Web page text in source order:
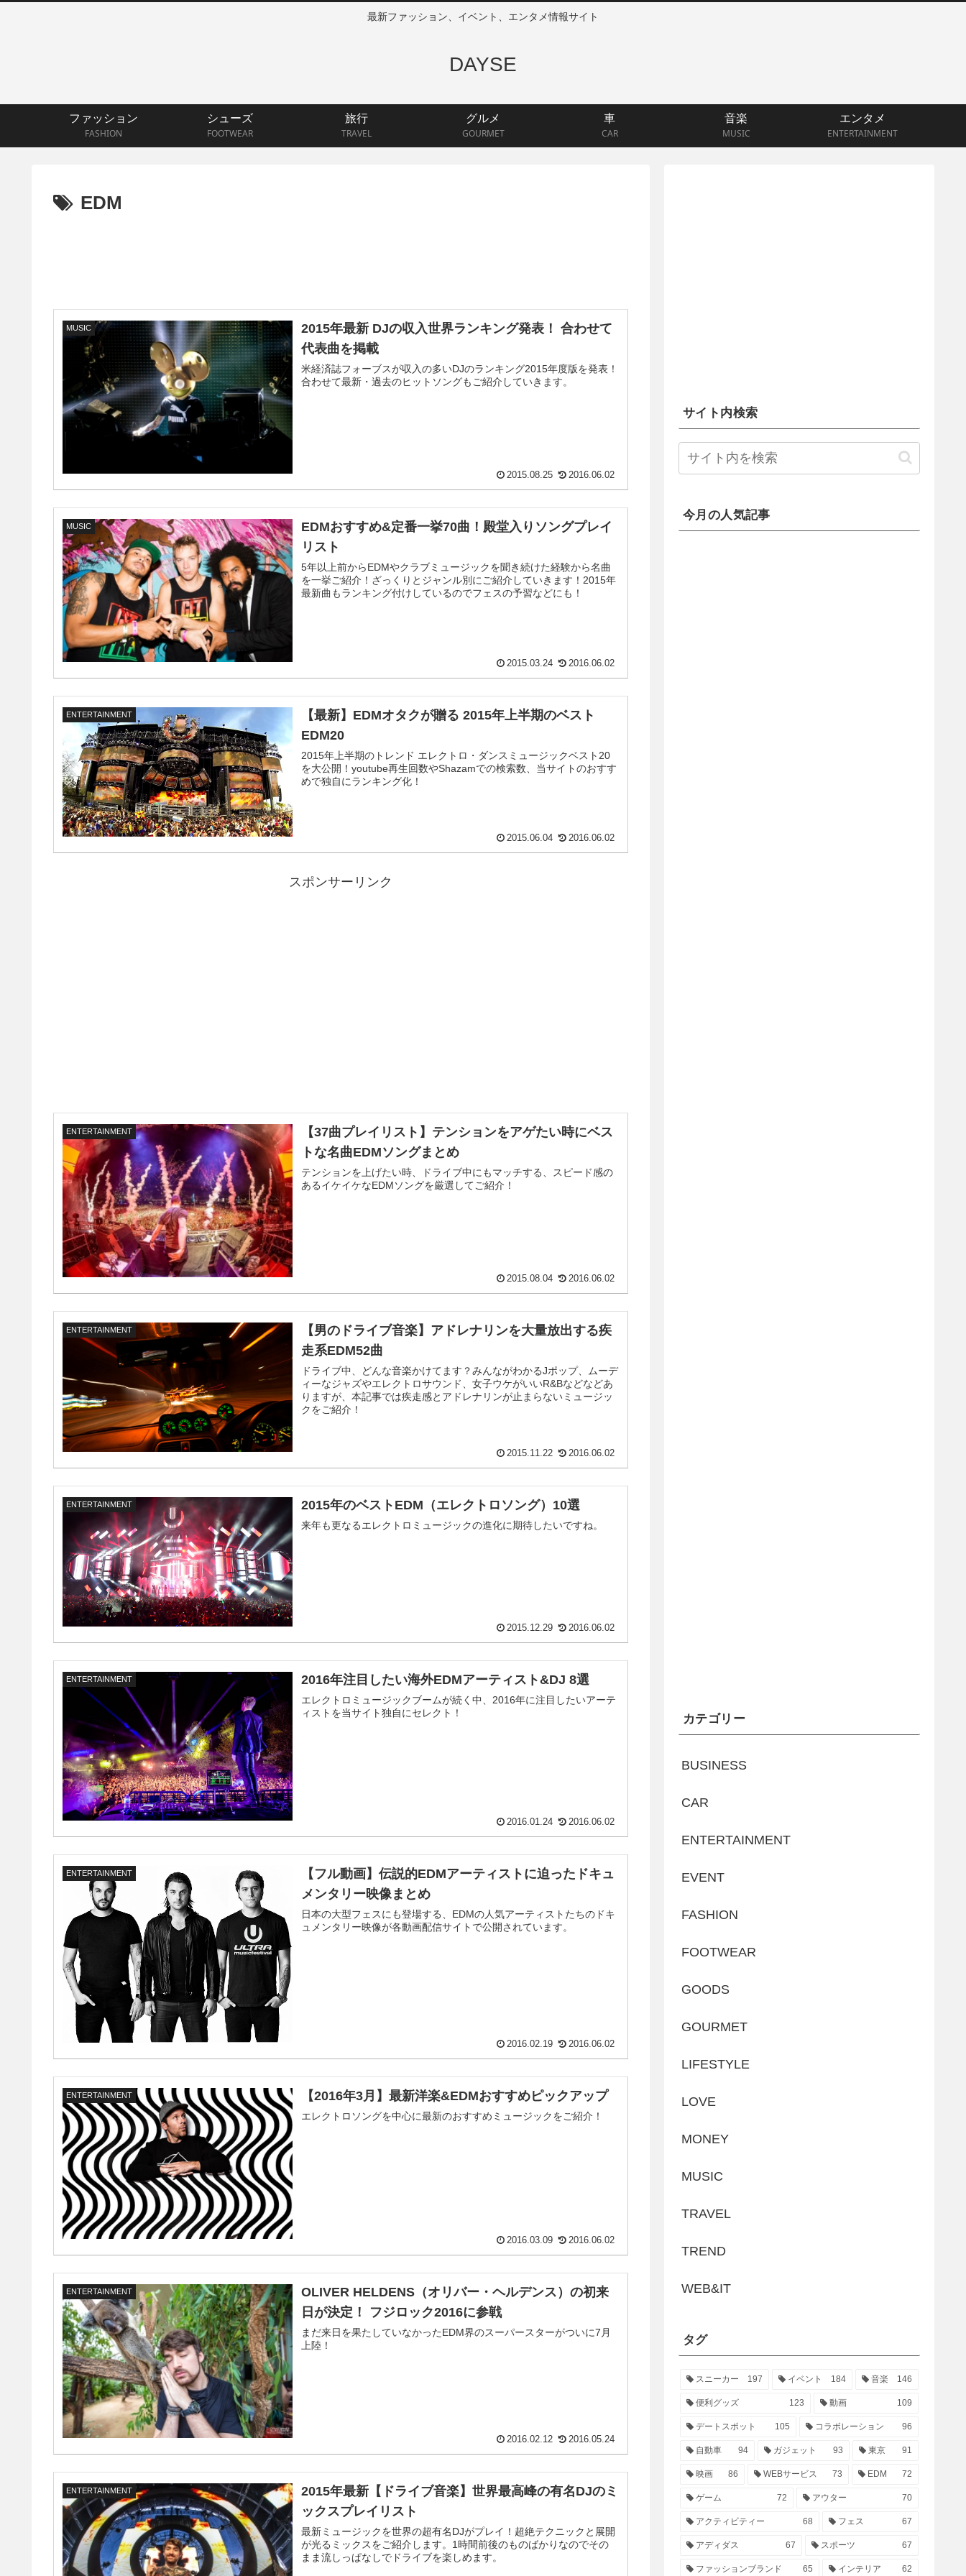
最新ファッション、イベント、エンタメ情報サイト
DAYSE
ファッション
FASHION
シューズ
FOOTWEAR
旅行
TRAVEL
グルメ
GOURMET
車
CAR
音楽
MUSIC
エンタメ
ENTERTAINMENT
EDM
MUSIC
2015年最新 DJの収入世界ランキング発表！ 合わせて
代表曲を掲載
米経済誌フォーブスが収入の多いDJのランキング2015年度版を発表！
合わせて最新・過去のヒットソングもご紹介していきます。
2015.08.25 2016.06.02
MUSIC
EDMおすすめ&定番一挙70曲！殿堂入りソングプレイ
リスト
5年以上前からEDMやクラブミュージックを聞き続けた経験から名曲
を一挙ご紹介！ざっくりとジャンル別にご紹介していきます！2015年
最新曲もランキング付けしているのでフェスの予習などにも！
2015.03.24 2016.06.02
ENTERTAINMENT
【最新】EDMオタクが贈る 2015年上半期のベスト
EDM20
2015年上半期のトレンド エレクトロ・ダンスミュージックベスト20
を大公開！youtube再生回数やShazamでの検索数、当サイトのおすす
めで独自にランキング化！
2015.06.04 2016.06.02
スポンサーリンク
ENTERTAINMENT
【37曲プレイリスト】テンションをアゲたい時にベス
トな名曲EDMソングまとめ
テンションを上げたい時、ドライブ中にもマッチする、スピード感の
あるイケイケなEDMソングを厳選してご紹介！
2015.08.04 2016.06.02
ENTERTAINMENT
【男のドライブ音楽】アドレナリンを大量放出する疾
走系EDM52曲
ドライブ中、どんな音楽かけてます？みんながわかるJポップ、ムーデ
ィーなジャズやエレクトロサウンド、女子ウケがいいR&Bなどなどあ
りますが、本記事では疾走感とアドレナリンが止まらないミュージッ
クをご紹介！
2015.11.22 2016.06.02
ENTERTAINMENT 2015年のベストEDM（エレクトロソング）10選
来年も更なるエレクトロミュージックの進化に期待したいですね。
2015.12.29 2016.06.02
ENTERTAINMENT 2016年注目したい海外EDMアーティスト&DJ 8選
エレクトロミュージックブームが続く中、2016年に注目したいアーテ
ィストを当サイト独自にセレクト！
2016.01.24 2016.06.02
ENTERTAINMENT
【フル動画】伝説的EDMアーティストに迫ったドキュ
メンタリー映像まとめ
日本の大型フェスにも登場する、EDMの人気アーティストたちのドキ
ュメンタリー映像が各動画配信サイトで公開されています。
2016.02.19 2016.06.02
ENTERTAINMENT 【2016年3月】最新洋楽&EDMおすすめピックアップ
エレクトロソングを中心に最新のおすすめミュージックをご紹介！
2016.03.09 2016.06.02
ENTERTAINMENT
OLIVER HELDENS（オリバー・ヘルデンス）の初来
日が決定！ フジロック2016に参戦
まだ来日を果たしていなかったEDM界のスーパースターがついに7月
上陸！
2016.02.12 2016.05.24
ENTERTAINMENT
2015年最新【ドライブ音楽】世界最高峰の有名DJのミ
ックスプレイリスト
最新ミュージックを世界の超有名DJがプレイ！超絶テクニックと展開
が光るミックスをご紹介します。1時間前後のものばかりなのでその
まま流しっぱなしでドライブを楽しめます。
サイト内検索
今月の人気記事
カテゴリー
BUSINESS
CAR
ENTERTAINMENT
EVENT
FASHION
FOOTWEAR
GOODS
GOURMET
LIFESTYLE
LOVE
MONEY
MUSIC
TRAVEL
TREND
WEB&IT
タグ
スニーカー 197 イベント 184 音楽 146
便利グッズ 123 動画 109
デートスポット 105 コラボレーション 96
自動車 94 ガジェット 93 東京 91
映画 86 WEBサービス 73 EDM 72
ゲーム 72 アウター 70
アクティビティー 68 フェス 67
アディダス 67 スポーツ 67
ファッションブランド 65 インテリア 62